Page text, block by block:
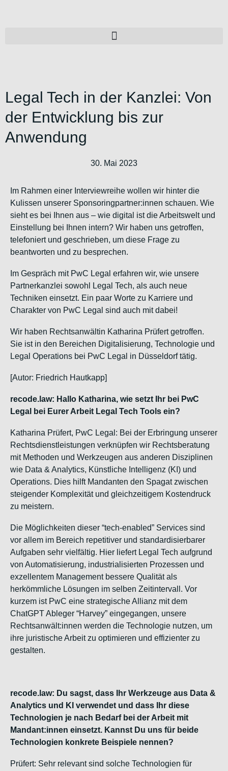
Legal Tech in der Kanzlei: Von
der Entwicklung bis zur
Anwendung
30. Mai 2023
Im Rahmen einer Interviewreihe wollen wir hinter die
Kulissen unserer Sponsoringpartner:innen schauen. Wie
sieht es bei Ihnen aus – wie digital ist die Arbeitswelt und
Einstellung bei Ihnen intern? Wir haben uns getroffen,
telefoniert und geschrieben, um diese Frage zu
beantworten und zu besprechen.
Im Gespräch mit PwC Legal erfahren wir, wie unsere
Partnerkanzlei sowohl Legal Tech, als auch neue
Techniken einsetzt. Ein paar Worte zu Karriere und
Charakter von PwC Legal sind auch mit dabei!
Wir haben Rechtsanwältin Katharina Prüfert getroffen.
Sie ist in den Bereichen Digitalisierung, Technologie und
Legal Operations bei PwC Legal in Düsseldorf tätig.
[Autor: Friedrich Hautkapp]
recode.law: Hallo Katharina, wie setzt Ihr bei PwC
Legal bei Eurer Arbeit Legal Tech Tools ein?
Katharina Prüfert, PwC Legal: Bei der Erbringung unserer
Rechtsdienstleistungen verknüpfen wir Rechtsberatung
mit Methoden und Werkzeugen aus anderen Disziplinen
wie Data & Analytics, Künstliche Intelligenz (KI) und
Operations. Dies hilft Mandanten den Spagat zwischen
steigender Komplexität und gleichzeitigem Kostendruck
zu meistern.
Die Möglichkeiten dieser “tech-enabled” Services sind
vor allem im Bereich repetitiver und standardisierbarer
Aufgaben sehr vielfältig. Hier liefert Legal Tech aufgrund
von Automatisierung, industrialisierten Prozessen und
exzellentem Management bessere Qualität als
herkömmliche Lösungen im selben Zeitintervall. Vor
kurzem ist PwC eine strategische Allianz mit dem
ChatGPT Ableger “Harvey” eingegangen, unsere
Rechtsanwält:innen werden die Technologie nutzen, um
ihre juristische Arbeit zu optimieren und effizienter zu
gestalten.
recode.law: Du sagst, dass Ihr Werkzeuge aus Data &
Analytics und KI verwendet und dass Ihr diese
Technologien je nach Bedarf bei der Arbeit mit
Mandant:innen einsetzt. Kannst Du uns für beide
Technologien konkrete Beispiele nennen?
Prüfert: Sehr relevant sind solche Technologien für